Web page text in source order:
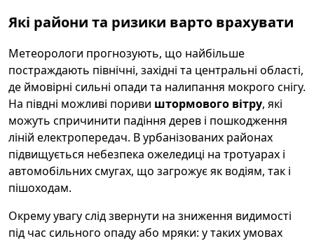
Які райони та ризики варто врахувати
Метеорологи прогнозують, що найбільше
постраждають північні, західні та центральні області,
де ймовірні сильні опади та налипання мокрого снігу.
На півдні можливі пориви штормового вітру, які
можуть спричинити падіння дерев і пошкодження
ліній електропередач. В урбанізованих районах
підвищується небезпека ожеледиці на тротуарах і
автомобільних смугах, що загрожує як водіям, так і
пішоходам.
Окрему увагу слід звернути на зниження видимості
під час сильного опаду або мряки: у таких умовах